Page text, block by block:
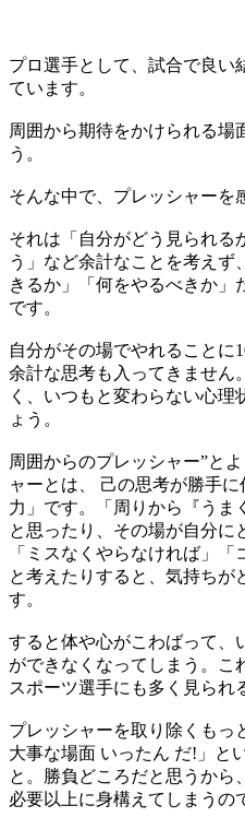
プロ選手として、試合で良い
ています。
周囲から期待をかけられる場
う。
そんな中で、プレッシャーを
それは「自分がどう見られる
う」など余計なことを考え
きるか」「何をやるべきか」
です。
自分がその場でやれることに
余計な思考も入ってきません
く、いつもと変わらない心理
ょう。
周囲からのプレッシャー”と
ャーとは、 己の思考が勝手
力」です。「周りから『うま
と思ったり、その場が自分に
「ミスなくやらなければ」「
と考えたりすると、気持ちが
す。
すると体や心がこわばって、
ができなくなってしまう。こ
スポーツ選手にも多く見られ
プレッシャーを取り除くもっ
大事な場面 いったん だ!」と
と。勝負どころだと思うから
必要以上に身構えてしまうの